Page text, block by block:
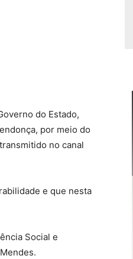
do Estado,
por meio do
no canal
e que nesta
Social e